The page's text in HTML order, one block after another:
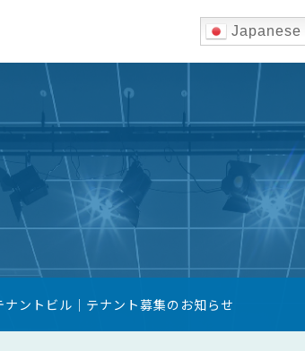
Japanese
ントビル｜テナント募集のお知らせ